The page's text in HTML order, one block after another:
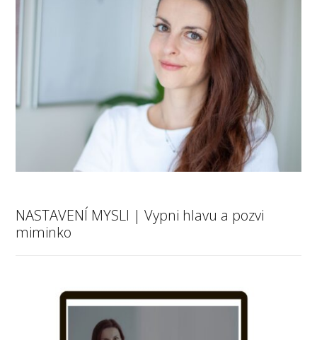
NASTAVENÍ MYSLI | Vypni hlavu a pozvi
miminko